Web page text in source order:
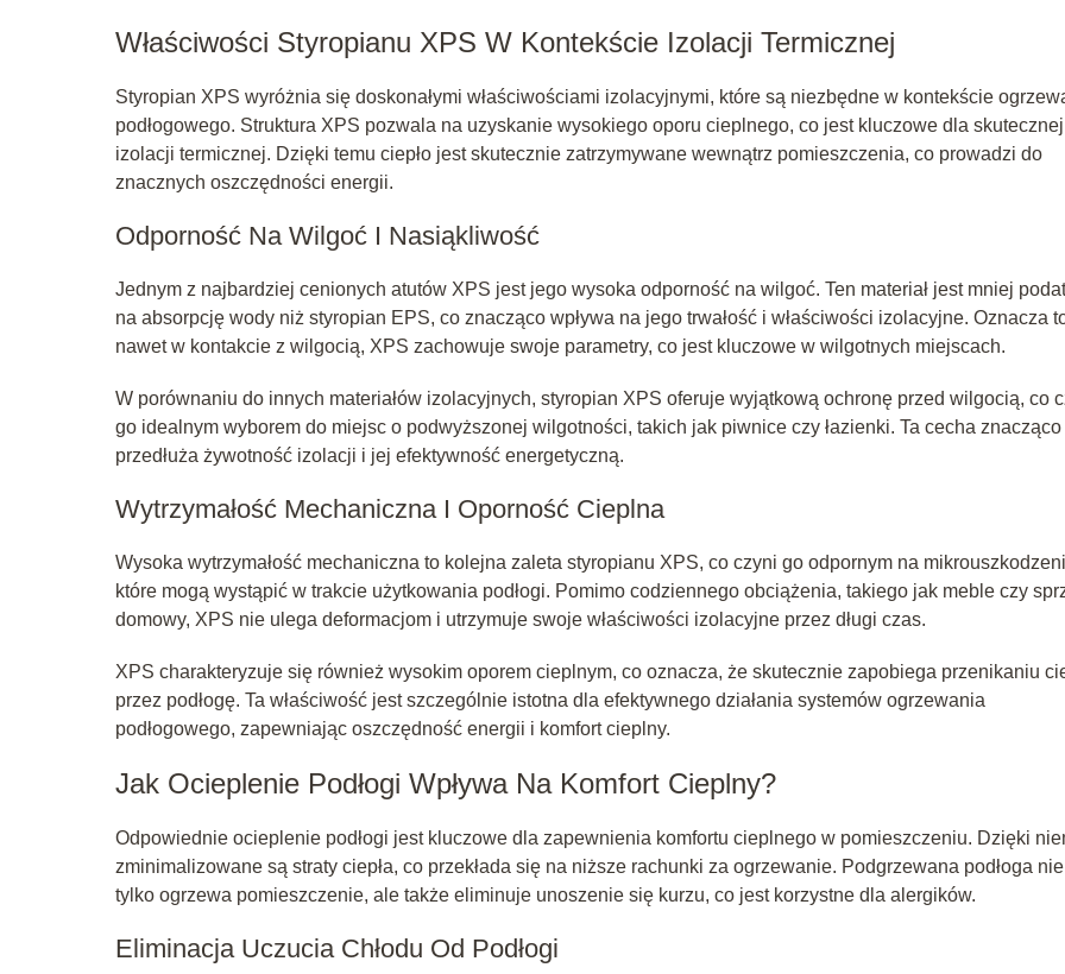
Właściwości Styropianu XPS W Kontekście Izolacji Termicznej
Styropian XPS wyróżnia się doskonałymi właściwościami izolacyjnymi, które są niezbędne w kontekście
podłogowego. Struktura XPS pozwala na uzyskanie wysokiego oporu cieplnego, co jest kluczowe dla skutecznej
izolacji termicznej. Dzięki temu ciepło jest skutecznie zatrzymywane wewnątrz pomieszczenia, co prowadzi do
znacznych oszczędności energii.
Odporność Na Wilgoć I Nasiąkliwość
Jednym z najbardziej cenionych atutów XPS jest jego wysoka odporność na wilgoć. Ten materiał jest mniej
na absorpcję wody niż styropian EPS, co znacząco wpływa na jego trwałość i właściwości izolacyjne. Oznacza
nawet w kontakcie z wilgocią, XPS zachowuje swoje parametry, co jest kluczowe w wilgotnych miejscach.
W porównaniu do innych materiałów izolacyjnych, styropian XPS oferuje wyjątkową ochronę przed wilgocią, co
go idealnym wyborem do miejsc o podwyższonej wilgotności, takich jak piwnice czy łazienki. Ta cecha znacząco
przedłuża żywotność izolacji i jej efektywność energetyczną.
Wytrzymałość Mechaniczna I Oporność Cieplna
Wysoka wytrzymałość mechaniczna to kolejna zaleta styropianu XPS, co czyni go odpornym na
które mogą wystąpić w trakcie użytkowania podłogi. Pomimo codziennego obciążenia, takiego jak meble czy
domowy, XPS nie ulega deformacjom i utrzymuje swoje właściwości izolacyjne przez długi czas.
XPS charakteryzuje się również wysokim oporem cieplnym, co oznacza, że skutecznie zapobiega przenikaniu
przez podłogę. Ta właściwość jest szczególnie istotna dla efektywnego działania systemów ogrzewania
podłogowego, zapewniając oszczędność energii i komfort cieplny.
Jak Ocieplenie Podłogi Wpływa Na Komfort Cieplny?
Odpowiednie ocieplenie podłogi jest kluczowe dla zapewnienia komfortu cieplnego w pomieszczeniu. Dzięki
zminimalizowane są straty ciepła, co przekłada się na niższe rachunki za ogrzewanie. Podgrzewana podłoga nie
tylko ogrzewa pomieszczenie, ale także eliminuje unoszenie się kurzu, co jest korzystne dla alergików.
Eliminacja Uczucia Chłodu Od Podłogi